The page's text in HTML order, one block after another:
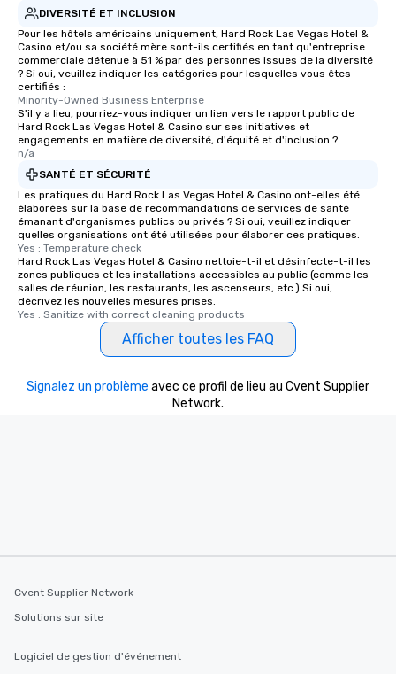
DIVERSITÉ ET INCLUSION
Pour les hôtels américains uniquement, Hard Rock Las Vegas Hotel &
Casino et/ou sa société mère sont-ils certifiés en tant qu'entreprise
commerciale détenue à 51 % par des personnes issues de la diversité
? Si oui, veuillez indiquer les catégories pour lesquelles vous êtes
certifiés :
Minority-Owned Business Enterprise
S'il y a lieu, pourriez-vous indiquer un lien vers le rapport public de
Hard Rock Las Vegas Hotel & Casino sur ses initiatives et
engagements en matière de diversité, d'équité et d'inclusion ?
n/a
SANTÉ ET SÉCURITÉ
Les pratiques du Hard Rock Las Vegas Hotel & Casino ont-elles été
élaborées sur la base de recommandations de services de santé
émanant d'organismes publics ou privés ? Si oui, veuillez indiquer
quelles organisations ont été utilisées pour élaborer ces pratiques.
Yes : Temperature check
Hard Rock Las Vegas Hotel & Casino nettoie-t-il et désinfecte-t-il les
zones publiques et les installations accessibles au public (comme les
salles de réunion, les restaurants, les ascenseurs, etc.) Si oui,
décrivez les nouvelles mesures prises.
Yes : Sanitize with correct cleaning products
Afficher toutes les FAQ
Signalez un problème avec ce profil de lieu au Cvent Supplier
Network.
Cvent Supplier Network
Solutions sur site
Logiciel de gestion d'événement